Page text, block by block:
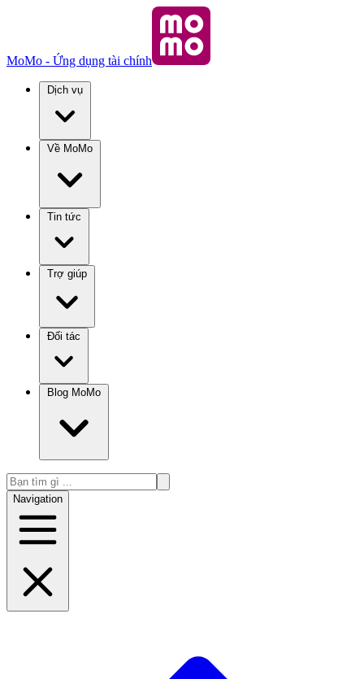
MoMo - Ứng dụng tài chính
Dịch vụ
Về MoMo
Tin tức
Trợ giúp
Đối tác
Blog MoMo
Navigation